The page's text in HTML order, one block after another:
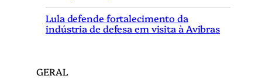
Lula defende fortalecimento da
indústria de defesa em visita à Avibras
GERAL